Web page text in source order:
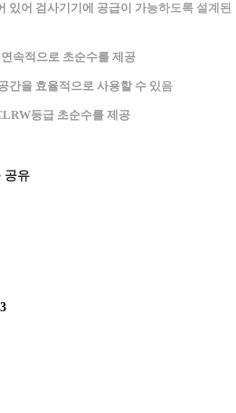
있어 검사기기에 공급이 가능하도록 설계된
연속적으로 초순수를 제공
간을 효율적으로 사용할 수 있음
등급 초순수를 제공
공유